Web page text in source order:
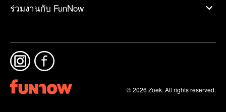
ร่วมงานกับ FunNow
© 2026 Zoek. All rights reserved.